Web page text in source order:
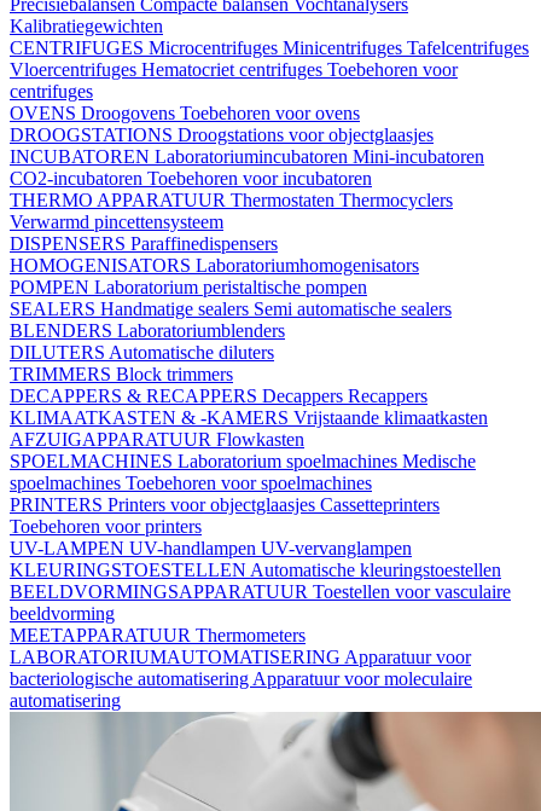
Precisiebalansen Compacte balansen Vochtanalysers
Kalibratiegewichten
CENTRIFUGES Microcentrifuges Minicentrifuges Tafelcentrifuges
Vloercentrifuges Hematocriet centrifuges Toebehoren voor
centrifuges
OVENS Droogovens Toebehoren voor ovens
DROOGSTATIONS Droogstations voor objectglaasjes
INCUBATOREN Laboratoriumincubatoren Mini-incubatoren
CO2-incubatoren Toebehoren voor incubatoren
THERMO APPARATUUR Thermostaten Thermocyclers
Verwarmd pincettensysteem
DISPENSERS Paraffinedispensers
HOMOGENISATORS Laboratoriumhomogenisators
POMPEN Laboratorium peristaltische pompen
SEALERS Handmatige sealers Semi automatische sealers
BLENDERS Laboratoriumblenders
DILUTERS Automatische diluters
TRIMMERS Block trimmers
DECAPPERS & RECAPPERS Decappers Recappers
KLIMAATKASTEN & -KAMERS Vrijstaande klimaatkasten
AFZUIGAPPARATUUR Flowkasten
SPOELMACHINES Laboratorium spoelmachines Medische
spoelmachines Toebehoren voor spoelmachines
PRINTERS Printers voor objectglaasjes Cassetteprinters
Toebehoren voor printers
UV-LAMPEN UV-handlampen UV-vervanglampen
KLEURINGSTOESTELLEN Automatische kleuringstoestellen
BEELDVORMINGSAPPARATUUR Toestellen voor vasculaire
beeldvorming
MEETAPPARATUUR Thermometers
LABORATORIUMAUTOMATISERING Apparatuur voor
bacteriologische automatisering Apparatuur voor moleculaire
automatisering